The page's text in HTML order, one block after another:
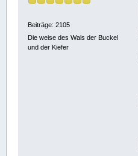
Beiträge: 2105
Die weise des Wals der Buckel
und der Kiefer